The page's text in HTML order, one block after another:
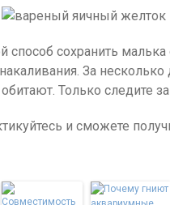
способ сохранить
За
Только следите
и сможете